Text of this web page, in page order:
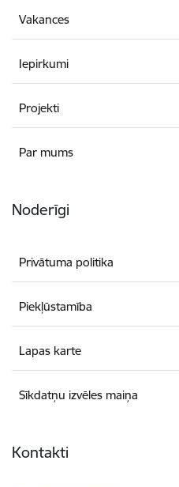
Vakances
Iepirkumi
Projekti
Par mums
Noderīgi
Privātuma politika
Piekļūstamība
Lapas karte
Sīkdatņu izvēles maiņa
Kontakti